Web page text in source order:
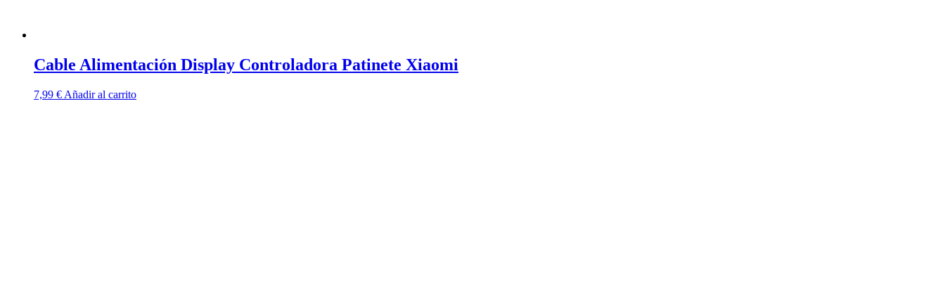
Cable Alimentación Display Controladora Patinete Xiaomi
7,99 € Añadir al carrito